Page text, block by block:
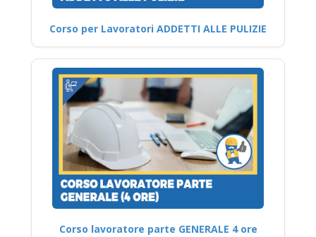
Corso per Lavoratori ADDETTI ALLE PULIZIE
Corso lavoratore parte GENERALE 4 ore